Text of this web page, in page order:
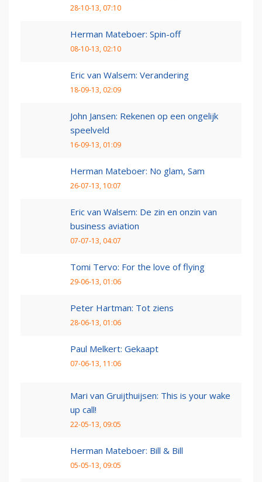
28-10-13, 07:10
Herman Mateboer: Spin-off
08-10-13, 02:10
Eric van Walsem: Verandering
18-09-13, 02:09
John Jansen: Rekenen op een ongelijk
speelveld
16-09-13, 01:09
Herman Mateboer: No glam, Sam
26-07-13, 10:07
Eric van Walsem: De zin en onzin van
business aviation
07-07-13, 04:07
Tomi Tervo: For the love of flying
29-06-13, 01:06
Peter Hartman: Tot ziens
28-06-13, 01:06
Paul Melkert: Gekaapt
07-06-13, 11:06
Mari van Gruijthuijsen: This is your wake
up call!
22-05-13, 09:05
Herman Mateboer: Bill & Bill
05-05-13, 09:05